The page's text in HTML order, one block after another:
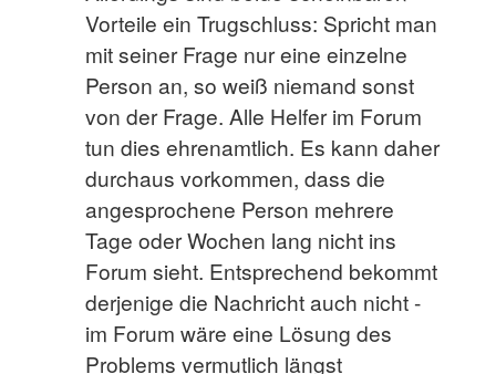
Vorteile ein Trugschluss: Spricht man
mit seiner Frage nur eine einzelne
Person an, so weiß niemand sonst
von der Frage. Alle Helfer im Forum
tun dies ehrenamtlich. Es kann daher
durchaus vorkommen, dass die
angesprochene Person mehrere
Tage oder Wochen lang nicht ins
Forum sieht. Entsprechend bekommt
derjenige die Nachricht auch nicht -
im Forum wäre eine Lösung des
Problems vermutlich längst